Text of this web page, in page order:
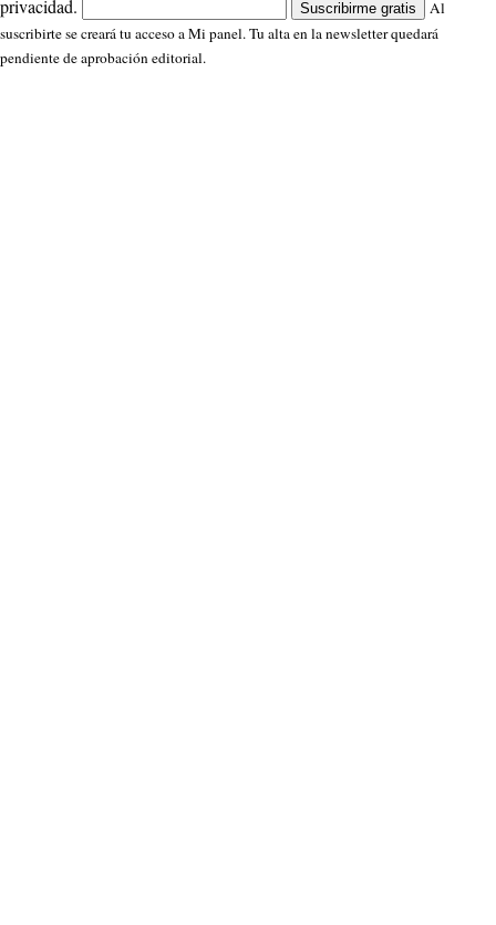
privacidad. Suscribirme gratis
Al
suscribirte se creará tu acceso a Mi panel. Tu alta en la newsletter quedará
pendiente de aprobación editorial.